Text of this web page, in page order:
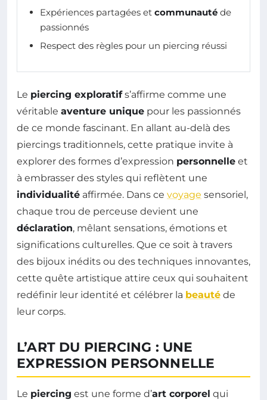
Expériences partagées et communauté de
passionnés
Respect des règles pour un piercing réussi
Le piercing exploratifs’affirme comme une
véritable aventure unique pour les passionnés
de ce monde fascinant. En allant au-delà des
piercings traditionnels, cette pratique invite à
explorer des formes d’expression personnelle et
à embrasser des styles qui reflètent une
individualité affirmée. Dans ce voyage sensoriel,
chaque trou de perceuse devient une
déclaration, mêlant sensations, émotions et
significations culturelles. Que ce soit à travers
des bijoux inédits ou des techniques innovantes,
cette quête artistique attire ceux qui souhaitent
redéfinir leur identité et célébrer la beauté de
leur corps.
L’ART DU PIERCING : UNE
EXPRESSION PERSONNELLE
Le piercing est une forme d’art corporel qui